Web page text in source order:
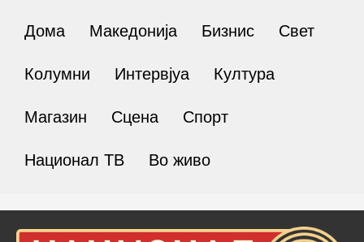
Дома Македонија Бизнис Свет
Колумни Интервјуа Култура
Магазин Сцена Спорт
Национал ТВ Во живо